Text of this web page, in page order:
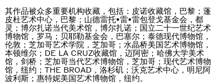
其作品被众多重要机构收藏，包括：皮诺收藏馆，巴黎；蓬
皮杜艺术中心，巴黎；山德雷托•雷•雷包登戈基金会，都
灵；博尔扎诺当代美术馆，博尔扎诺；国立二十一世纪艺术
博物馆，罗马；贝耶勒基金会，巴塞尔；泰德现代博物馆，
伦敦；芝加哥艺术学院，芝加哥；水晶桥美国艺术博物馆，
本顿维尔；DE LA CRUZ收藏馆，迈阿密；哈佛大学美术
馆，剑桥；芝加哥当代艺术博物馆，芝加哥；现代艺术博物
馆，纽约；THE BROAD，洛杉矶；沃克艺术中心，明尼阿
波利斯；惠特妮美国艺术博物馆，纽约。